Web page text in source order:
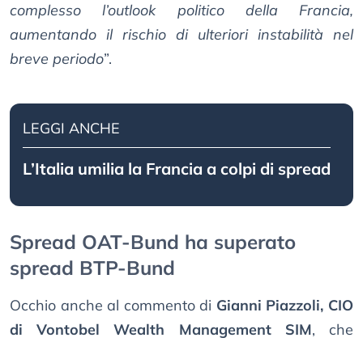
complesso l’outlook politico della Francia,
aumentando il rischio di ulteriori instabilità nel
breve periodo”.
LEGGI ANCHE
L’Italia umilia la Francia a colpi di spread
Spread OAT-Bund ha superato
spread BTP-Bund
Occhio anche al commento di Gianni Piazzoli, CIO
di Vontobel Wealth Management SIM, che